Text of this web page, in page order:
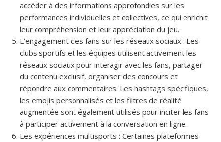
accéder à des informations approfondies sur les
performances individuelles et collectives, ce qui enrichit
leur compréhension et leur appréciation du jeu.
L’engagement des fans sur les réseaux sociaux : Les
clubs sportifs et les équipes utilisent activement les
réseaux sociaux pour interagir avec les fans, partager
du contenu exclusif, organiser des concours et
répondre aux commentaires. Les hashtags spécifiques,
les emojis personnalisés et les filtres de réalité
augmentée sont également utilisés pour inciter les fans
à participer activement à la conversation en ligne.
Les expériences multisports : Certaines plateformes